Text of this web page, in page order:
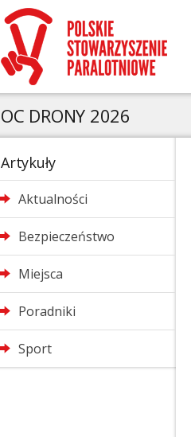
OC DRONY 2026
Artykuły
Aktualności
Bezpieczeństwo
Miejsca
Poradniki
Sport